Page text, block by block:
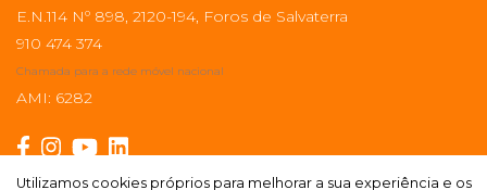
Utilizamos cookies próprios para melhorar a sua experiência e os
E.N.114 Nº 898, 2120-194, Foros de Salvaterra
910 474 374
Chamada para a rede móvel nacional
AMI: 6282
Utilizamos cookies próprios para melhorar a sua experiência e os